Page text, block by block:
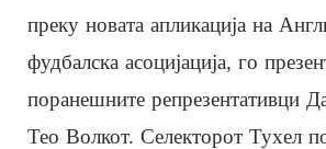
преку новата апликација на
фудбалска асоцијација, го
поранешните репрезентативци
Тео Волкот. Селекторот Тухел